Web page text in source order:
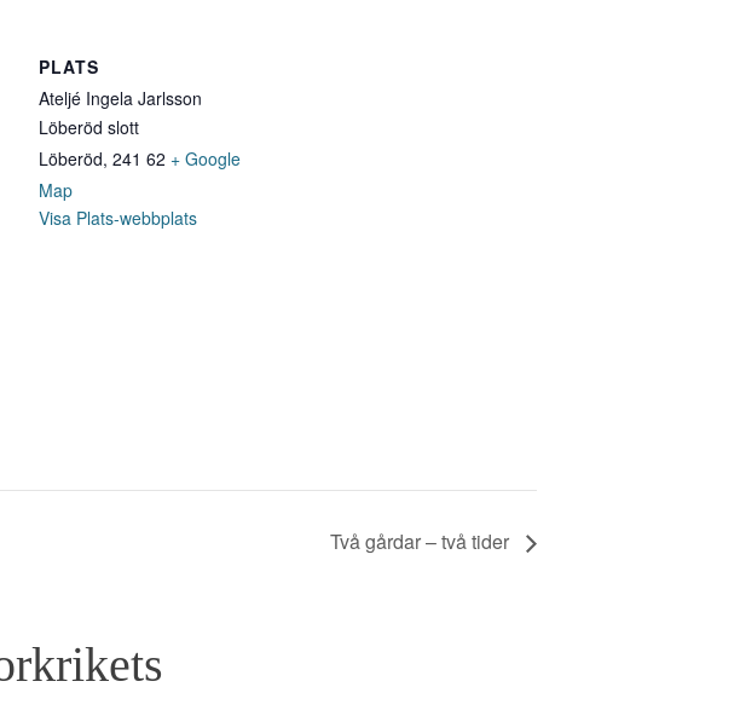
PLATS
Ateljé Ingela Jarlsson
Löberöd slott
Löberöd, 241 62 + Google
Map
Visa Plats-webbplats
Två gårdar – två tider